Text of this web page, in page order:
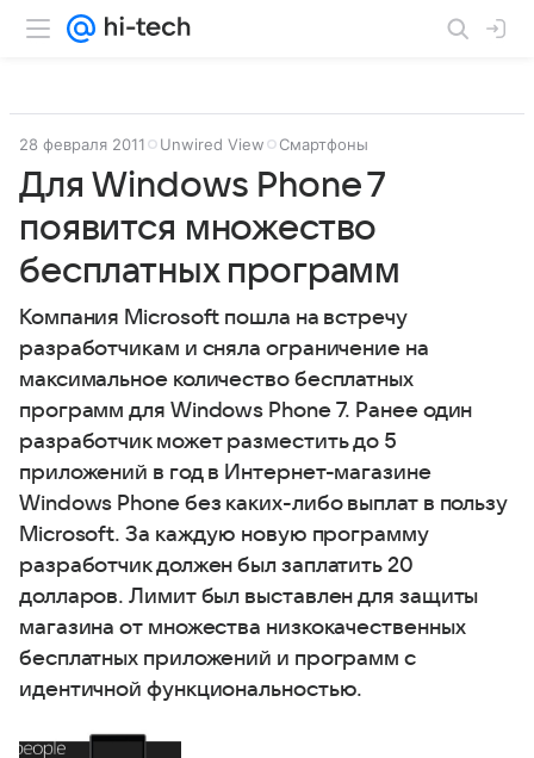
28 февраля 2011 Unwired View Смартфоны
Для Windows Phone 7
появится множество
бесплатных программ
Компания Microsoft пошла на встречу
разработчикам и сняла ограничение на
максимальное количество бесплатных
программ для Windows Phone 7. Ранее один
разработчик может разместить до 5
приложений в год в Интернет-магазине
Windows Phone без каких-либо выплат в пользу
Microsoft. За каждую новую программу
разработчик должен был заплатить 20
долларов. Лимит был выставлен для защиты
магазина от множества низкокачественных
бесплатных приложений и программ с
идентичной функциональностью.